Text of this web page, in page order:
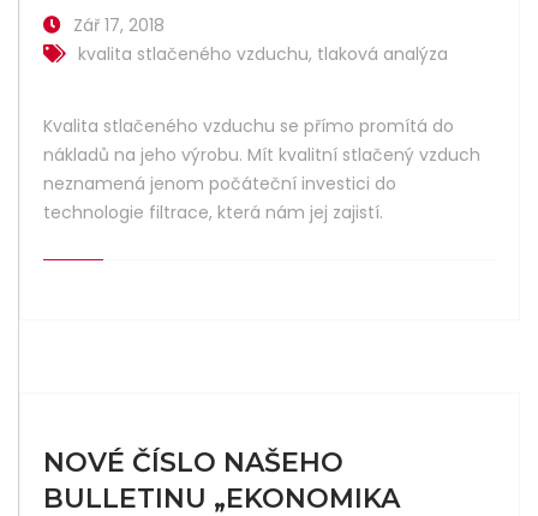
Zář 17, 2018
kvalita stlačeného vzduchu, tlaková analýza
Kvalita stlačeného vzduchu se přímo promítá do
nákladů na jeho výrobu. Mít kvalitní stlačený vzduch
neznamená jenom počáteční investici do
technologie filtrace, která nám jej zajistí.
NOVÉ ČÍSLO NAŠEHO
BULLETINU „EKONOMIKA